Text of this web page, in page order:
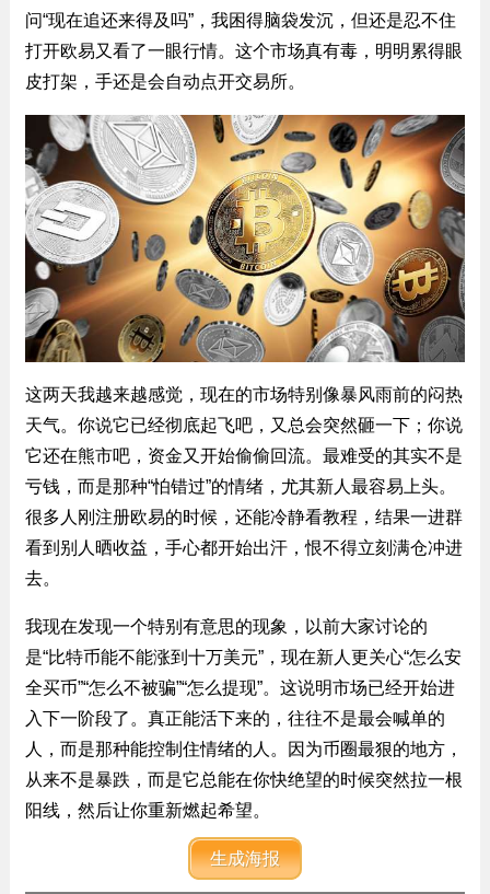
问“现在追还来得及吗”，我困得脑袋发沉，但还是忍不住
打开欧易又看了一眼行情。这个市场真有毒，明明累得眼
皮打架，手还是会自动点开交易所。
这两天我越来越感觉，现在的市场特别像暴风雨前的闷热
天气。你说它已经彻底起飞吧，又总会突然砸一下；你说
它还在熊市吧，资金又开始偷偷回流。最难受的其实不是
亏钱，而是那种“怕错过”的情绪，尤其新人最容易上头。
很多人刚注册欧易的时候，还能冷静看教程，结果一进群
看到别人晒收益，手心都开始出汗，恨不得立刻满仓冲进
去。
我现在发现一个特别有意思的现象，以前大家讨论的
是“比特币能不能涨到十万美元”，现在新人更关心“怎么安
全买币”“怎么不被骗”“怎么提现”。这说明市场已经开始进
入下一阶段了。真正能活下来的，往往不是最会喊单的
人，而是那种能控制住情绪的人。因为币圈最狠的地方，
从来不是暴跌，而是它总能在你快绝望的时候突然拉一根
阳线，然后让你重新燃起希望。
生成海报